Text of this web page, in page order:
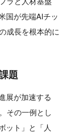
国が先端AIチッ
成長を根本的に
題
展が加速する
その一例とし
ット」と「人